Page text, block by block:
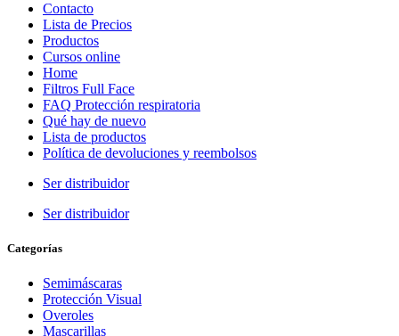
Contacto
Lista de Precios
Productos
Cursos online
Home
Filtros Full Face
FAQ Protección respiratoria
Qué hay de nuevo
Lista de productos
Política de devoluciones y reembolsos
Ser distribuidor
Ser distribuidor
Categorías
Semimáscaras
Protección Visual
Overoles
Mascarillas